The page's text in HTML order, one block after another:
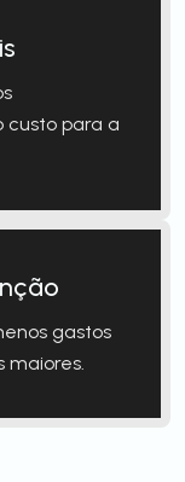
custo para a
gastos